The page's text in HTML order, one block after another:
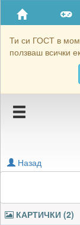
Ти си ГОСТ в
ползваш всички
Приятели
Хронология
Подаръците
Картичките
Блокирай
Назад
КАРТИЧКИ (2)